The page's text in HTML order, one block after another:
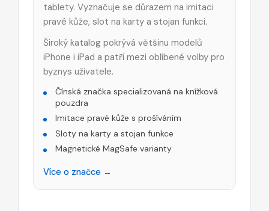
tablety. Vyznačuje se důrazem na imitaci
pravé kůže, slot na karty a stojan funkci.
Široký katalog pokrývá většinu modelů
iPhone i iPad a patří mezi oblíbené volby pro
byznys uživatele.
Čínská značka specializovaná na knížková
pouzdra
Imitace pravé kůže s prošíváním
Sloty na karty a stojan funkce
Magnetické MagSafe varianty
Více o značce →